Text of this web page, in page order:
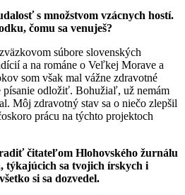
s množstvom vzácnych hostí.
čomu sa venuješ?
súbore slovenských
a na románe o Veľkej Morave a
som však mal vážne zdravotné
písanie odložiť. Bohužiaľ, už nemám
Môj zdravotný stav sa o niečo zlepšil
prácu na týchto projektoch
čitateľom Hlohovského žurnálu
týkajúcich sa tvojich írskych i
si sa dozvedel.